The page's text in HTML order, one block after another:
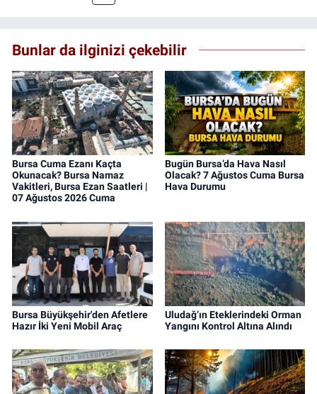
Bunlar da ilginizi çekebilir
Bursa Cuma Ezanı Kaçta
Okunacak? Bursa Namaz
Vakitleri, Bursa Ezan Saatleri |
07 Ağustos 2026 Cuma
Bugün Bursa’da Hava Nasıl
Olacak? 7 Ağustos Cuma Bursa
Hava Durumu
Bursa Büyükşehir'den Afetlere
Hazır İki Yeni Mobil Araç
Uludağ’ın Eteklerindeki Orman
Yangını Kontrol Altına Alındı